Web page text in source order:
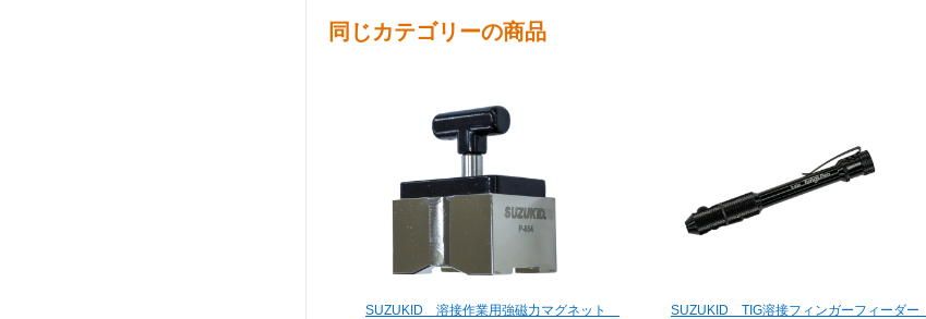
同じカテゴリーの商品
SUZUKID 溶接作業用強磁力マグネット
SUZUKID TIG溶接フィンガーフィーダー